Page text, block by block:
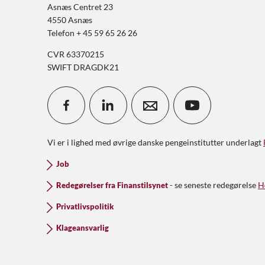
Asnæs Centret 23
4550 Asnæs
Telefon + 45 59 65 26 26
CVR 63370215
SWIFT DRAGDK21
Vi er i lighed med øvrige danske pengeinstitutter underlagt
Job
Redegørelser fra Finanstilsynet - se seneste redegørelse
Privatlivspolitik
Klageansvarlig